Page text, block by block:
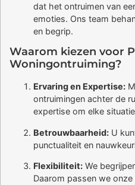
dat het ontruimen van
emoties. Ons team
en begrip.
Waarom kiezen voor
Woningontruiming?
Ervaring en Expertise:
ontruimingen achter de
expertise om elke
Betrouwbaarheid: U
punctualiteit en
Flexibiliteit: We
Daarom passen we